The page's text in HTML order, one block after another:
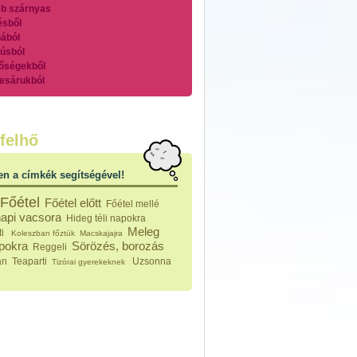
szárnyas
főzelékek
feltétek
ételek
készítmények
sült tészták
a címkék segítségével!
Főétel Főétel előtt Főétel mellé
vacsora Hideg téli napokra
Koleszban főztük Macskajajra
Meleg
Reggeli Sörözés, borozás
Teaparti Tizórai gyerekeknek
Uzsonna